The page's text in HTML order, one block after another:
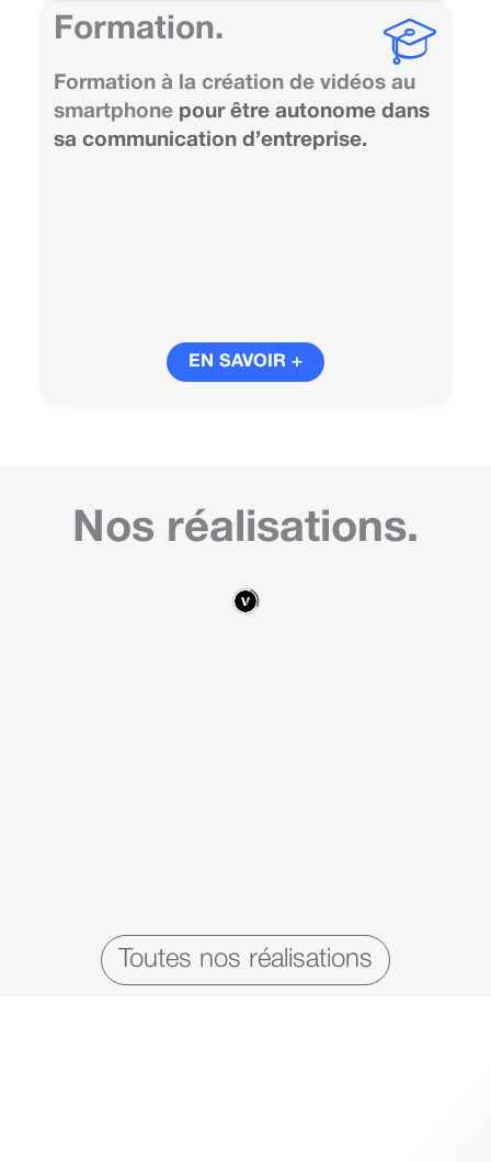
Formation.
Formation à la création de vidéos au
smartphone pour être autonome dans
sa communication d’entreprise.
EN SAVOIR +
Nos réalisations.
Toutes nos réalisations